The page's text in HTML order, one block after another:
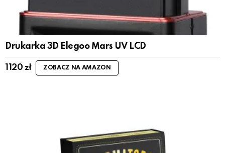
Drukarka 3D Elegoo Mars UV LCD
1120 zł ZOBACZ NA AMAZON